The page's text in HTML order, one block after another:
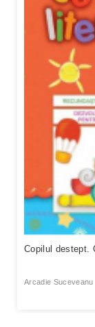
Copilul destept.
Arcadie Suceveanu